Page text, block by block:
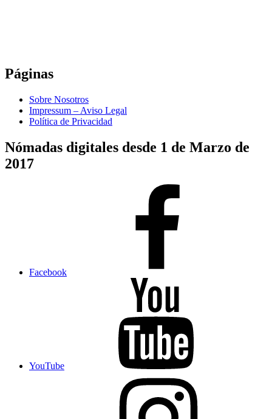
Páginas
Sobre Nosotros
Impressum – Aviso Legal
Política de Privacidad
Nómadas digitales desde 1 de Marzo de
2017
Facebook
YouTube